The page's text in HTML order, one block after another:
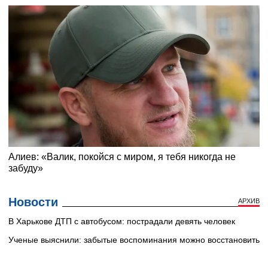
Новости АРХИВ
В Харькове ДТП с автобусом: пострадали девять человек
Ученые выяснили: забытые воспоминания можно восстановить